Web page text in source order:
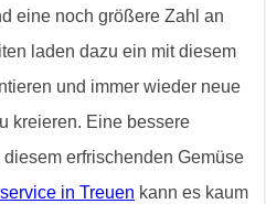
eine noch größere Zahl an
laden dazu ein mit diesem
und immer wieder neue
kreieren. Eine bessere
erfrischenden Gemüse
in Treuen kann es kaum